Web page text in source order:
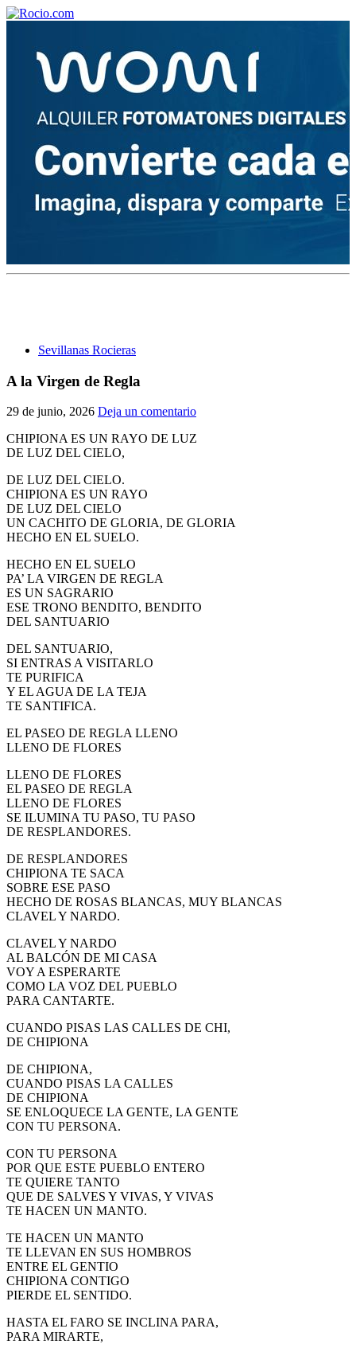
Sevillanas Rocieras
A la Virgen de Regla
29 de junio, 2026 Deja un comentario
CHIPIONA ES UN RAYO DE LUZ
DE LUZ DEL CIELO,
DE LUZ DEL CIELO.
CHIPIONA ES UN RAYO
DE LUZ DEL CIELO
UN CACHITO DE GLORIA, DE GLORIA
HECHO EN EL SUELO.
HECHO EN EL SUELO
PA’ LA VIRGEN DE REGLA
ES UN SAGRARIO
ESE TRONO BENDITO, BENDITO
DEL SANTUARIO
DEL SANTUARIO,
SI ENTRAS A VISITARLO
TE PURIFICA
Y EL AGUA DE LA TEJA
TE SANTIFICA.
EL PASEO DE REGLA LLENO
LLENO DE FLORES
LLENO DE FLORES
EL PASEO DE REGLA
LLENO DE FLORES
SE ILUMINA TU PASO, TU PASO
DE RESPLANDORES.
DE RESPLANDORES
CHIPIONA TE SACA
SOBRE ESE PASO
HECHO DE ROSAS BLANCAS, MUY BLANCAS
CLAVEL Y NARDO.
CLAVEL Y NARDO
AL BALCÓN DE MI CASA
VOY A ESPERARTE
COMO LA VOZ DEL PUEBLO
PARA CANTARTE.
CUANDO PISAS LAS CALLES DE CHI,
DE CHIPIONA
DE CHIPIONA,
CUANDO PISAS LA CALLES
DE CHIPIONA
SE ENLOQUECE LA GENTE, LA GENTE
CON TU PERSONA.
CON TU PERSONA
POR QUE ESTE PUEBLO ENTERO
TE QUIERE TANTO
QUE DE SALVES Y VIVAS, Y VIVAS
TE HACEN UN MANTO.
TE HACEN UN MANTO
TE LLEVAN EN SUS HOMBROS
ENTRE EL GENTIO
CHIPIONA CONTIGO
PIERDE EL SENTIDO.
HASTA EL FARO SE INCLINA PARA,
PARA MIRARTE,
¡Bienvenido! Soy el asistente virtual de rocio.com.
¿En qué puedo ayudarte?
¿Cuándo se construyó la primera ermita?
El traslado cada siete años
Rocío?
Quiero hacer el camino,¿que tengo que hacer?